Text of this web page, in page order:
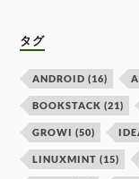
タグ
ANDROID (16)
BOOKSTACK (21)
GROWI (50)
LINUXMINT (15)